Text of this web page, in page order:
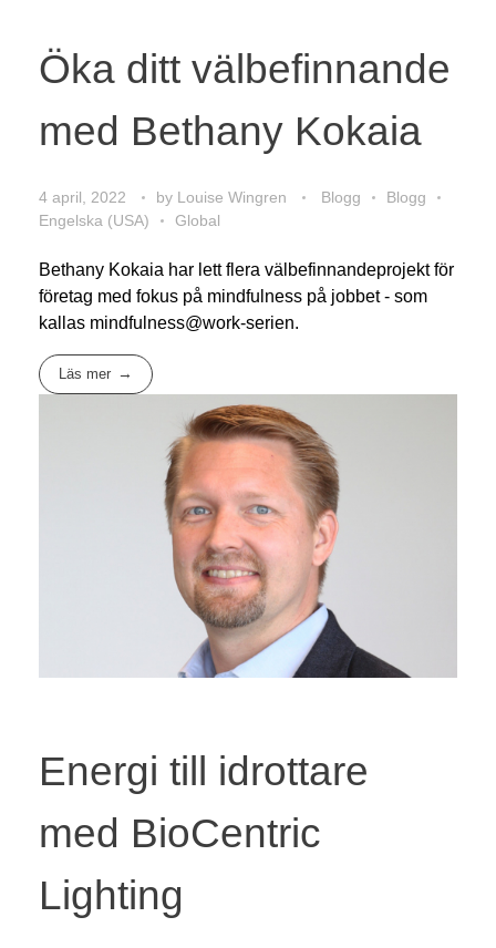
Öka ditt välbefinnande
med Bethany Kokaia
4 april, 2022 by Louise Wingren Blogg
Blogg
Engelska (USA)
Global
Bethany Kokaia har lett flera välbefinnandeprojekt för
företag med fokus på mindfulness på jobbet - som
kallas mindfulness@work-serien.
Läs mer
Energi till idrottare
med BioCentric
Lighting